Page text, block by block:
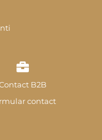
B2B
contact